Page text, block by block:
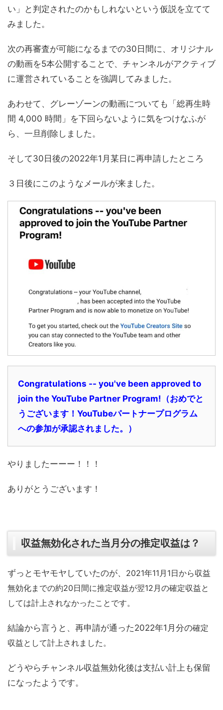
い」と判定されたのかもしれないという仮説を立てて
みました。
次の再審査が可能になるまでの30日間に、オリジナル
の動画を5本公開することで、チャンネルがアクティブ
に運営されていることを強調してみました。
あわせて、グレーゾーンの動画についても「総再生時
間 4,000 時間」を下回らないように気をつけなふが
ら、一旦削除しました。
そして30日後の2022年1月某日に再申請したところ
３日後にこのようなメールが来ました。
Congratulations -- you've been approved to
join the YouTube Partner Program!（おめでと
うございます！YouTubeパートナープログラム
への参加が承認されました。）
やりましたーーー！！！
ありがとうございます！
収益無効化された当月分の推定収益は？
ずっとモヤモヤしていたのが、 2021年11月1日から収益
無効化までの約20日間に推定収益が翌12月の確定収益と
しては計上されなかったことです。
結論から言うと、再申請が通った2022年1月分の確定
収益として計上されました。
どうやらチャンネル収益無効化後は支払い計上も保留
になったようです。